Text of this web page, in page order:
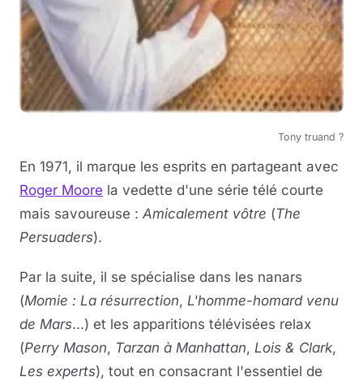
Tony truand ?
En 1971, il marque les esprits en partageant avec
Roger Moore la vedette d'une série télé courte
mais savoureuse : Amicalement vôtre (The
Persuaders).
Par la suite, il se spécialise dans les nanars
(Momie : La résurrection, L'homme-homard venu
de Mars...) et les apparitions télévisées relax
(Perry Mason, Tarzan à Manhattan, Lois & Clark,
Les experts), tout en consacrant l'essentiel de